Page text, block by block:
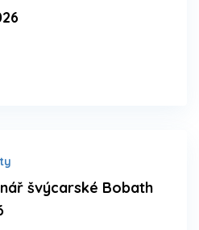
švýcarské Bobath